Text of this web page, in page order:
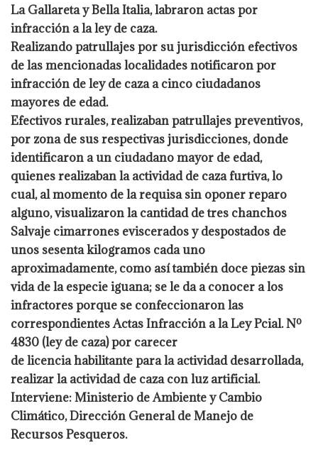
La Gallareta y Bella Italia,labraron actas por
infracción a la ley de caza.
Realizando patrullajes por su jurisdicción efectivos
de las mencionadas localidades notificaron por
infracción de ley de caza a cinco ciudadanos
mayores de edad.
Efectivos rurales, realizaban patrullajes preventivos,
por zona de sus respectivasjurisdicciones, donde
identificaron a un ciudadano mayor de edad,
quienes realizaban laactividad de caza furtiva, lo
cual, al momento de la requisa sin oponer reparo
alguno,visualizaron la cantidad de tres chanchos
Salvaje cimarrones eviscerados y despostados de
unos sesenta kilogramos cada uno
aproximadamente, como así también doce piezas sin
vida de la especie iguana; se le da a conocer a los
infractores porque se confeccionaronlas
correspondientes Actas Infracción a la Ley Pcial. Nº
4830 (ley de caza) por carecer
de licencia habilitante para la actividad desarrollada,
realizar la actividad de caza con luzartificial.
Interviene: Ministerio de Ambiente y Cambio
Climático, Dirección General deManejo de
Recursos Pesqueros.